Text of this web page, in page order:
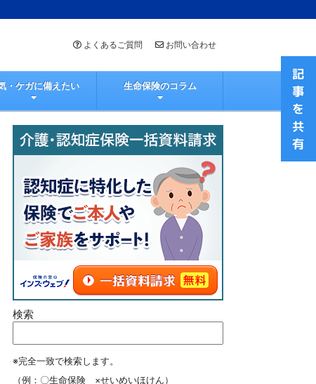
よくあるご質問 お問い合わせ
・ケガに備えたい 生命保険のコラム
検索
※完全一致で検索します。
（例：〇生命保険 ×せいめいほけん）